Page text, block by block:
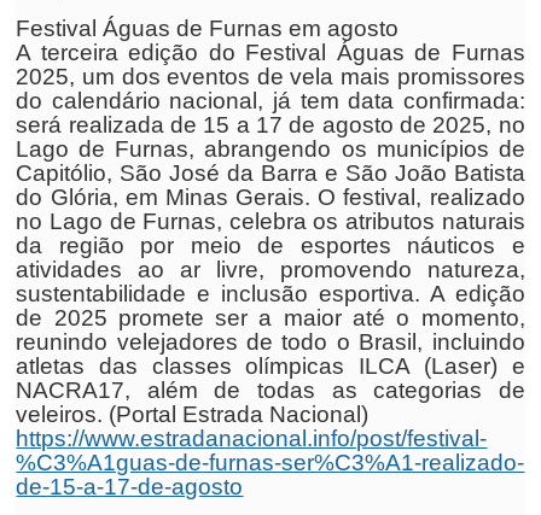
Festival Águas de Furnas em agosto
A terceira edição do Festival Águas de Furnas
2025, um dos eventos de vela mais promissores
do calendário nacional, já tem data confirmada:
será realizada de 15 a 17 de agosto de 2025, no
Lago de Furnas, abrangendo os municípios de
Capitólio, São José da Barra e São João Batista
do Glória, em Minas Gerais. O festival, realizado
no Lago de Furnas, celebra os atributos naturais
da região por meio de esportes náuticos e
atividades ao ar livre, promovendo natureza,
sustentabilidade e inclusão esportiva. A edição
de 2025 promete ser a maior até o momento,
reunindo velejadores de todo o Brasil, incluindo
atletas das classes olímpicas ILCA (Laser) e
NACRA17, além de todas as categorias de
veleiros. (Portal Estrada Nacional)
https://www.estradanacional.info/post/festival-
%C3%A1guas-de-furnas-ser%C3%A1-realizado-
de-15-a-17-de-agosto